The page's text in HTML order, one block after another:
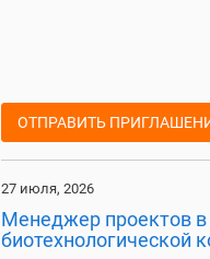
ОТПРАВИТЬ
27 июля, 2026
Менеджер проектов в
биотехнологической